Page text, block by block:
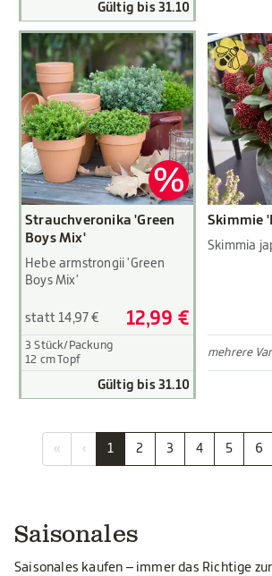
Gültig bis 31.10
Strauchveronika 'Green
Boys Mix'
Hebe armstrongii 'Green
Boys Mix'
statt 14,97 € 12,99 €
3 Stück/Packung
12 cm Topf
Gültig bis 31.10
Skimmie
Skimmia
mehrere
« ‹ 1 2 3 4 5 6
Saisonales
Saisonales kaufen – immer das Richtige